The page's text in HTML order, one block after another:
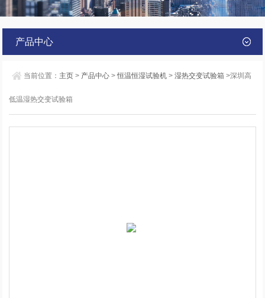
产品中心
当前位置： 主页 > 产品中心 >恒温恒湿试验机 >湿热交变试验箱 >深圳高
低温湿热交变试验箱